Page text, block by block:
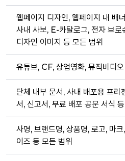
웹페이지 디자인, 웹페이지 내 배
사내 사보, E-카탈로그, 전자 브로
디자인 이미지 등 모든 범위
유튜브, CF, 상업영화, 뮤직비디
단체 내부 문서, 사내 배포용 프리
서, 신고서, 무료 배포 공문 서식
사명, 브랜드명, 상품명, 로고, 마
이즈 등 모든 범위